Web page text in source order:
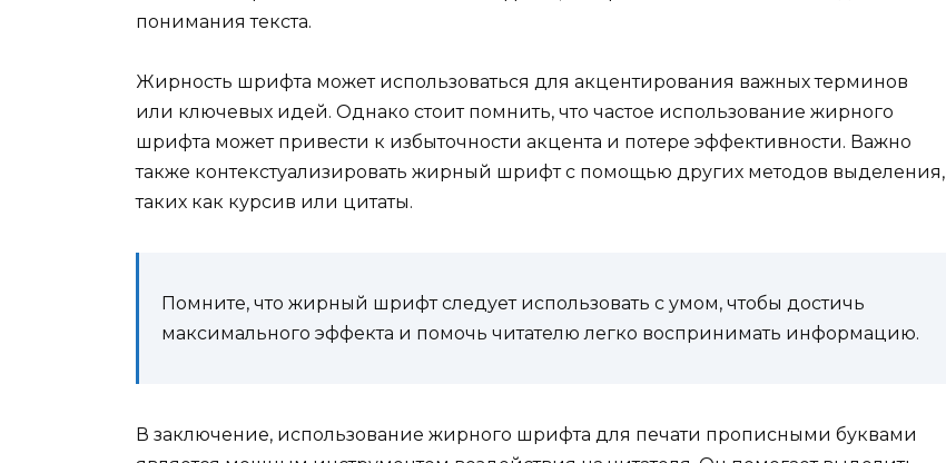
понимания текста.
Жирность шрифта может использоваться для акцентирования важных терминов
или ключевых идей. Однако стоит помнить, что частое использование жирного
шрифта может привести к избыточности акцента и потере эффективности. Важно
также контекстуализировать жирный шрифт с помощью других методов выделения,
таких как курсив или цитаты.
Помните, что жирный шрифт следует использовать с умом, чтобы достичь
максимального эффекта и помочь читателю легко воспринимать информацию.
В заключение, использование жирного шрифта для печати прописными буквами